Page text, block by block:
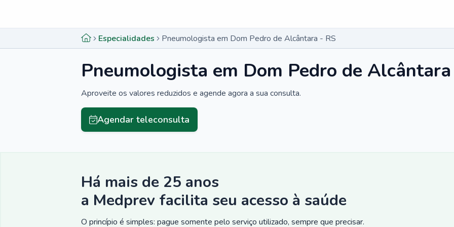
Especialidades Pneumologista em Dom Pedro de Alcântara - RS
Pneumologista em Dom Pedro de
Aproveite os valores reduzidos e agende agora a sua consulta.
Agendar teleconsulta
Há mais de 25 anos
a Medprev facilita seu acesso à saúde
O princípio é simples: pague somente pelo serviço utilizado, sempre que precisar.